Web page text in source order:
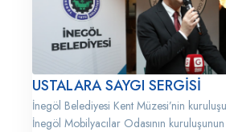
USTALARA SAYGI SERGİSİ
İnegöl Belediyesi Kent Müzesi’nin
İnegöl Mobilyacılar Odasının kuruluşunun